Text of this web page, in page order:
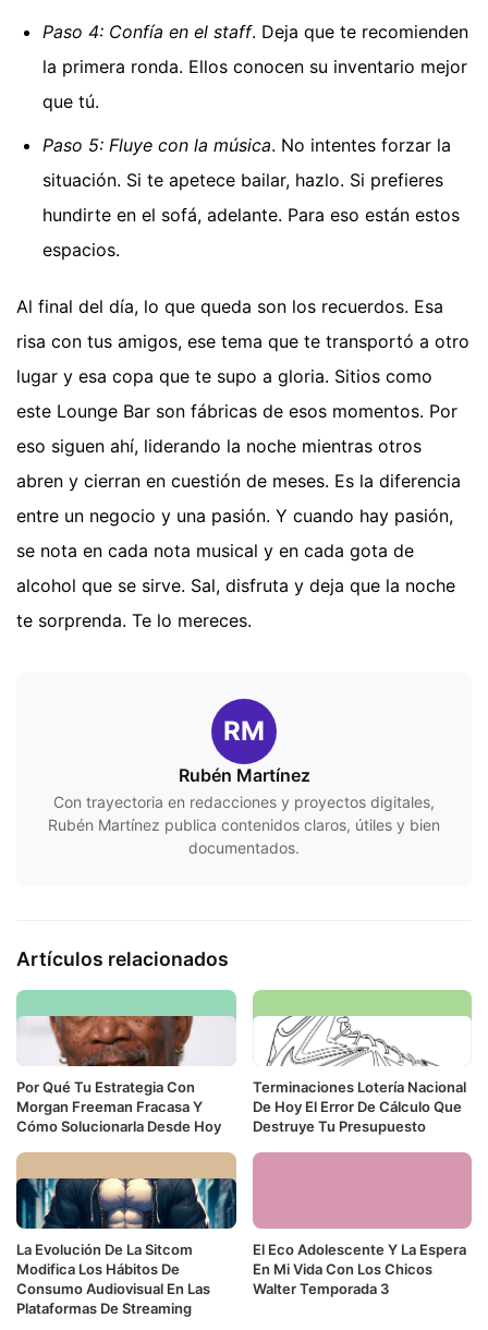
Paso 4: Confía en el staff. Deja que te recomienden
la primera ronda. Ellos conocen su inventario mejor
que tú.
Paso 5: Fluye con la música. No intentes forzar la
situación. Si te apetece bailar, hazlo. Si prefieres
hundirte en el sofá, adelante. Para eso están estos
espacios.
Al final del día, lo que queda son los recuerdos. Esa
risa con tus amigos, ese tema que te transportó a otro
lugar y esa copa que te supo a gloria. Sitios como
este Lounge Bar son fábricas de esos momentos. Por
eso siguen ahí, liderando la noche mientras otros
abren y cierran en cuestión de meses. Es la diferencia
entre un negocio y una pasión. Y cuando hay pasión,
se nota en cada nota musical y en cada gota de
alcohol que se sirve. Sal, disfruta y deja que la noche
te sorprenda. Te lo mereces.
RM
Rubén Martínez
Con trayectoria en redacciones y proyectos digitales,
Rubén Martínez publica contenidos claros, útiles y bien
documentados.
Artículos relacionados
Por Qué Tu Estrategia Con
Morgan Freeman Fracasa Y
Cómo Solucionarla Desde Hoy
Terminaciones Lotería Nacional
De Hoy El Error De Cálculo Que
Destruye Tu Presupuesto
La Evolución De La Sitcom
Modifica Los Hábitos De
Consumo Audiovisual En Las
Plataformas De Streaming
El Eco Adolescente Y La Espera
En Mi Vida Con Los Chicos
Walter Temporada 3